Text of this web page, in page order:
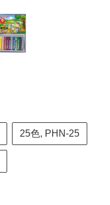
25色, PHN-25